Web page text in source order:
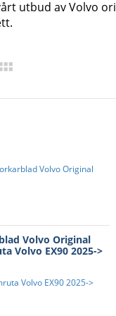
utbud av Volvo
Volvo Original
Volvo EX90 2025->